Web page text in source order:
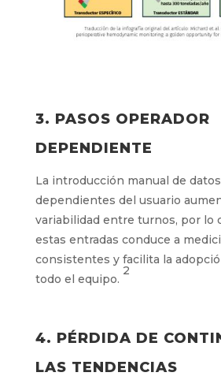
3. PASOS OPERADOR
DEPENDIENTE
La introducción manual de
dependientes del usuario
variabilidad entre turnos, por lo
estas entradas conduce a
consistentes y facilita la
todo el equipo.
2
4. PÉRDIDA DE
LAS TENDENCIAS